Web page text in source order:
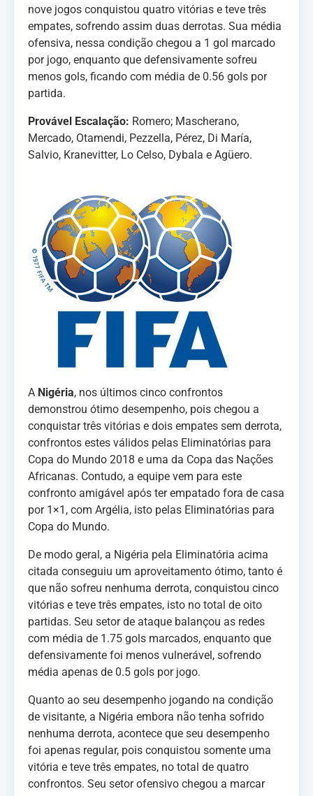
nove jogos conquistou quatro vitórias e teve três
empates, sofrendo assim duas derrotas. Sua média
ofensiva, nessa condição chegou a 1 gol marcado
por jogo, enquanto que defensivamente sofreu
menos gols, ficando com média de 0.56 gols por
partida.
Provável Escalação: Romero; Mascherano,
Mercado, Otamendi, Pezzella, Pérez, Di María,
Salvio, Kranevitter, Lo Celso, Dybala e Agüero.
A Nigéria, nos últimos cinco confrontos
demonstrou ótimo desempenho, pois chegou a
conquistar três vitórias e dois empates sem derrota,
confrontos estes válidos pelas Eliminatórias para
Copa do Mundo 2018 e uma da Copa das Nações
Africanas. Contudo, a equipe vem para este
confronto amigável após ter empatado fora de casa
por 1×1, com Argélia, isto pelas Eliminatórias para
Copa do Mundo.
De modo geral, a Nigéria pela Eliminatória acima
citada conseguiu um aproveitamento ótimo, tanto é
que não sofreu nenhuma derrota, conquistou cinco
vitórias e teve três empates, isto no total de oito
partidas. Seu setor de ataque balançou as redes
com média de 1.75 gols marcados, enquanto que
defensivamente foi menos vulnerável, sofrendo
média apenas de 0.5 gols por jogo.
Quanto ao seu desempenho jogando na condição
de visitante, a Nigéria embora não tenha sofrido
nenhuma derrota, acontece que seu desempenho
foi apenas regular, pois conquistou somente uma
vitória e teve três empates, no total de quatro
confrontos. Seu setor ofensivo chegou a marcar